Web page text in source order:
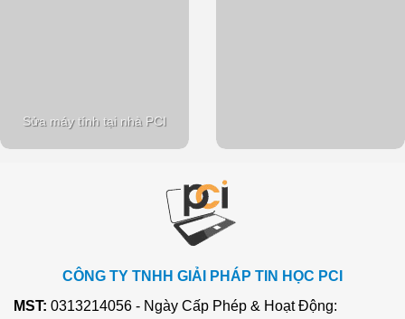
Sửa máy tính tại nhà PCI
CÔNG TY TNHH GIẢI PHÁP TIN HỌC PCI
MST: 0313214056 - Ngày Cấp Phép & Hoạt Động: